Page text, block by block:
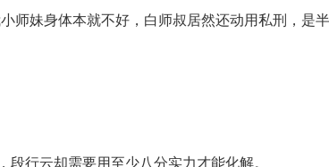
师妹身体本就不好，白师叔居然还动用私刑，是
行云却需要用至少八分实力才能化解。